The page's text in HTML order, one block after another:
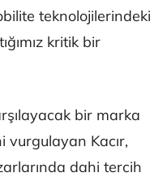
teknolojilerindeki
kritik bir
bir marka
vurgulayan Kacır,
dahi tercih